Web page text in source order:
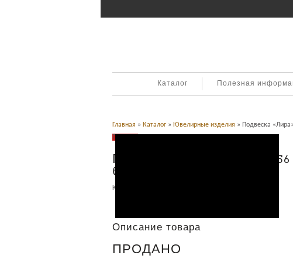
Каталог Полезная
Главная » Каталог » Ювелирные изделия » Подвеска
Продано
Подвеска «Лира». Золото
бриллианты.
Категория:
Описание товара
ПРОДАНО